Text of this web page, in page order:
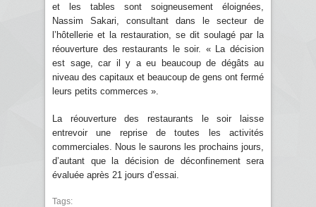
et les tables sont soigneusement éloignées,
Nassim Sakari, consultant dans le secteur de
l’hôtellerie et la restauration, se dit soulagé par la
réouverture des restaurants le soir. « La décision
est sage, car il y a eu beaucoup de dégâts au
niveau des capitaux et beaucoup de gens ont fermé
leurs petits commerces ».
La réouverture des restaurants le soir laisse
entrevoir une reprise de toutes les activités
commerciales. Nous le saurons les prochains jours,
d’autant que la décision de déconfinement sera
évaluée après 21 jours d’essai.
Tags: